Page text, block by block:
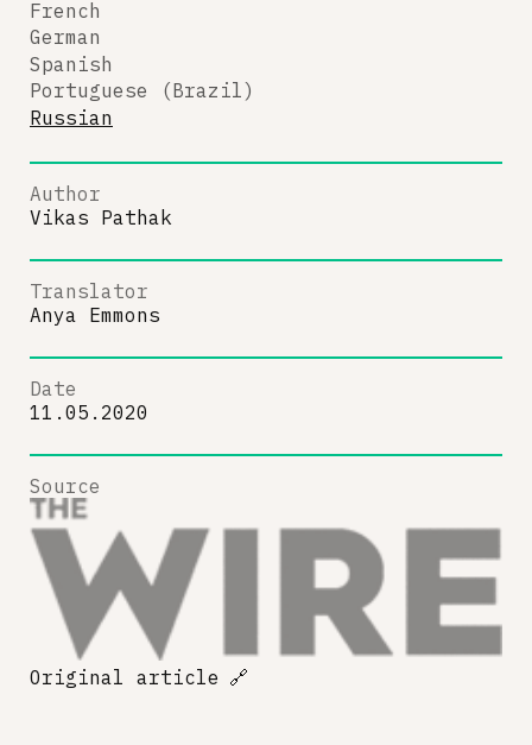
French
German
Spanish
Portuguese (Brazil)
Russian
Author
Vikas Pathak
Translator
Anya Emmons
Date
11.05.2020
Source
Original article 🔗